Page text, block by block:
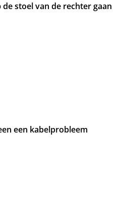
de stoel van de rechter gaan
een kabelprobleem